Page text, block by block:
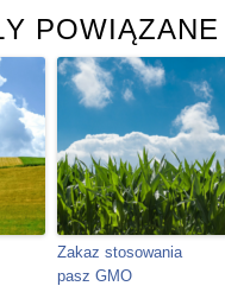
POWIĄZANE
Zakaz stosowania
pasz GMO